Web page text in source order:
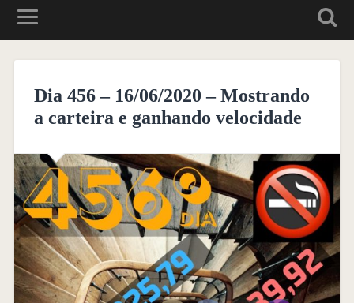
Dia 456 – 16/06/2020 – Mostrando
a carteira e ganhando velocidade